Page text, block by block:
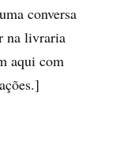
conversa
na livraria
aqui com